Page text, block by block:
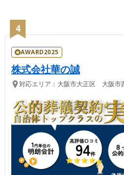
4
AWARD2025
株式会社華の誠
対応エリア： 大阪市大正区 大阪